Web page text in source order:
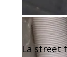
La street